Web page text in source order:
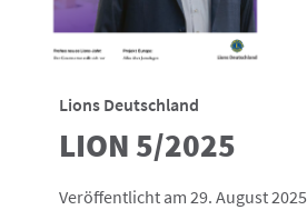
Lions Deutschland
LION 5/2025
Veröffentlicht am 29. August 2025